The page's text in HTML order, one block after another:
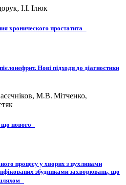
І.І. Ілюк
хронического простатита
Нові підходи до діагностики
М.В. Мітченко,
нового
процесу у хворих з пухлинами
збудниками захворювань, що